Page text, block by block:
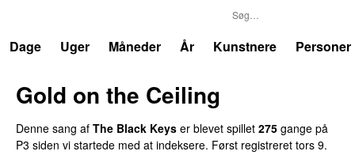
Dage
Uger Måneder År Kunstnere Personer
Gold on the Ceiling
Denne sang af The Black Keys er blevet spillet 275 gange på
P3 siden vi startede med at indeksere. Først registreret tors 9.